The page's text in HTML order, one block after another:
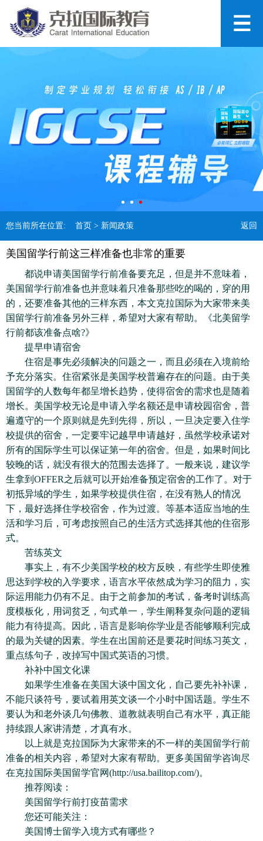
您当前所在位置: 首页 > 新闻政策 返回
美国留学行前这三样准备也非常的重要
都说申请美国留学行前准备要充足，但是并不意味着，
美国留学行前准备也并意味着只准备那些吃的喝的，穿的用
的，还要准备其他的三样东西，本文克拉国际为大家带来美
国留学行前准备另外三样，希望对大家有帮助。《北美留学
行前都该准备点啥?》
提早申请宿舍
住宿是事先必须解决的问题之一，而且必须在入境前给
予充分落实。住宿紧张是美国学校普遍存在的问题。由于美
国留学的人数每年都呈增长趋势，使得宿舍的需求也是随着
增长。美国学校无论是申请入学名额还是申请校园宿舍，普
遍遵守的一个原则就是先到先得，所以，一旦决定要入住学
校提供的宿舍，一定要牢记越早申请越好，虽然学校承诺对
所有的国际学生可以保证第一年的宿舍。但是，如果时间比
较晚的话，就没有很大的范围去选择了。一般来说，建议学
生拿到OFFER之后就可以开始准备预定宿舍的工作了。对于
初抵异域的学生，如果学校提供住宿，在没有熟人的情况
下，最好选择住学校宿舍，作为过渡。等基本适应当地的生
活和学习后，可考虑按照自己的生活方式选择其他的住宿形
式。
苦练英文
事实上，有不少美国学校的校方反映，有些学生即使雅
思达到学校的入学要求，语言水平依然成为学习的阻力，实
际运用能力仍有不足。由于之前参加的考试，备考时训练高
度模板化，用词贫乏，句式单一，学生阐释复杂问题的逻辑
能力有待提高。因此，语言是影响你学业是否能够顺利完成
的最为关键的因素。学生在出国前还是要花时间练习英文，
重点练句子，改掉写中国式英语的习惯。
补补中国文化课
如果学生准备在美国大谈中国文化，自己要先补补课，
不能只谈符号，要试着用英文谈一个小时中国话题。学生不
要认为和老外谈几句佛教、道教就表明自己有水平，真正能
持续跟人家讲清楚，才真有水。
以上就是克拉国际为大家带来的不一样的美国留学行前
准备的相关内容，希望对大家有帮助。更多美国留学咨询尽
在克拉国际美国留学官网(http://usa.bailitop.com/)。
推荐阅读：
美国留学行前打疫苗需求
您还可能关注：
美国博士留学入境方式有哪些？